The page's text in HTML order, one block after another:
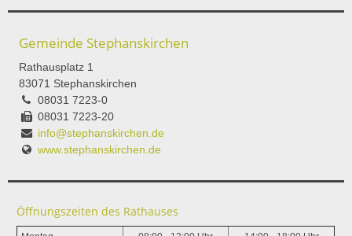
Gemeinde Stephanskirchen
Rathausplatz 1
83071 Stephanskirchen
08031 7223-0
08031 7223-20
info@stephanskirchen.de
www.stephanskirchen.de
Öffnungszeiten des Rathauses